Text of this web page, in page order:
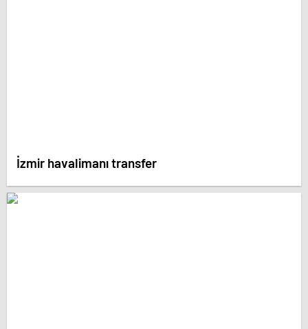
İzmir havalimanı transfer